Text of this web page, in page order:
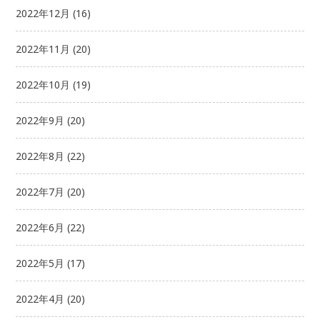
2022年12月 (16)
2022年11月 (20)
2022年10月 (19)
2022年9月 (20)
2022年8月 (22)
2022年7月 (20)
2022年6月 (22)
2022年5月 (17)
2022年4月 (20)